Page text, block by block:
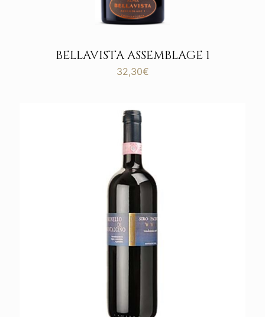
BELLAVISTA ASSEMBLAGE 1
32,30€